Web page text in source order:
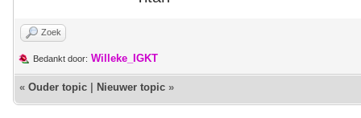
Zoek
Bedankt door: Willeke_IGKT
« Ouder topic Nieuwer topic »